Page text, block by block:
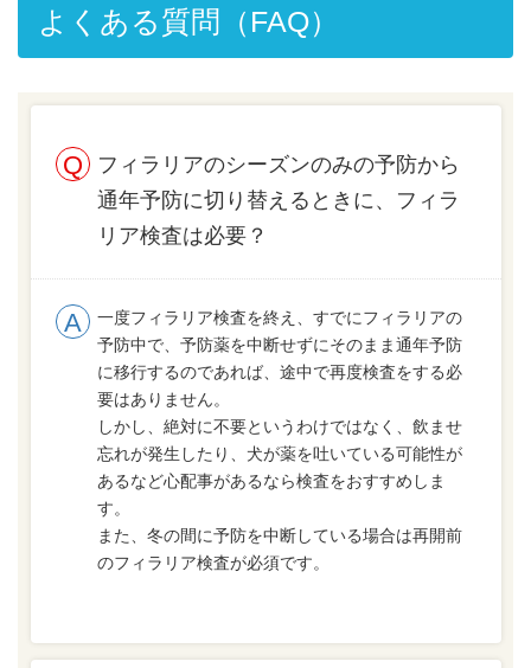
よくある質問（FAQ）
フィラリアのシーズンのみの予防から
通年予防に切り替えるときに、フィラ
リア検査は必要？
一度フィラリア検査を終え、すでにフィラリアの
予防中で、予防薬を中断せずにそのまま通年予防
に移行するのであれば、途中で再度検査をする必
要はありません。
しかし、絶対に不要というわけではなく、飲ませ
忘れが発生したり、犬が薬を吐いている可能性が
あるなど心配事があるなら検査をおすすめしま
す。
また、冬の間に予防を中断している場合は再開前
のフィラリア検査が必須です。